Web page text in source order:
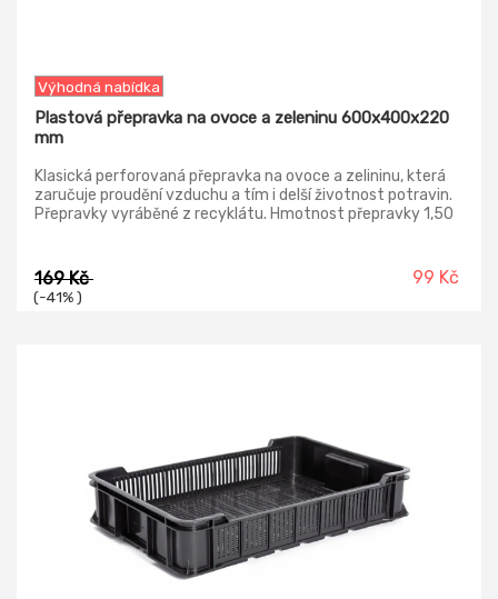
Výhodná nabídka
Plastová přepravka na ovoce a zeleninu 600x400x220
mm
Klasická perforovaná přepravka na ovoce a zelininu, která
zaručuje proudění vzduchu a tím i delší životnost potravin.
Přepravky vyráběné z recyklátu. Hmotnost přepravky 1,50
169 Kč
(-41% )
99 Kč